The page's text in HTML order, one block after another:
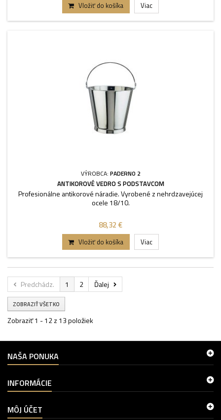
Vložiť do košíka Viac
VÝROBCA: PADERNO 2
ANTIKOROVÉ VEDRO S PODSTAVCOM
Profesionálne antikorové náradie. Vyrobené z nehrdzavejúcej
ocele 18/10.
88,32 €
Vložiť do košíka Viac
Predchádz. 1 2 Ďalej
ZOBRAZIŤ VŠETKO
Zobraziť 1 - 12 z 13 položiek
NAŠA PONUKA
INFORMÁCIE
MÔJ ÚČET